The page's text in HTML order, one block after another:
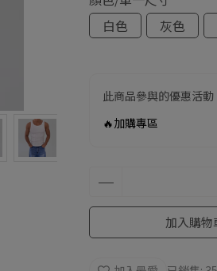
白色
灰色
此商品參與的優惠活動
🔥加購專區
加入購物